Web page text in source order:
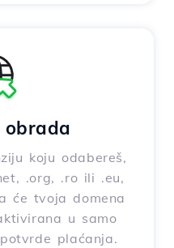
obrada
koju odabereš,
.org, .ro ili .eu,
će tvoja domena
u samo
plaćanja.